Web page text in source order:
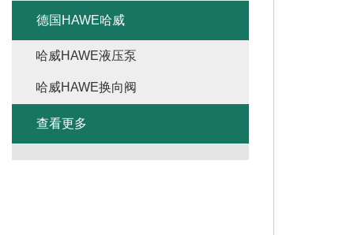
德国HAWE哈威
哈威HAWE液压泵
哈威HAWE换向阀
查看更多